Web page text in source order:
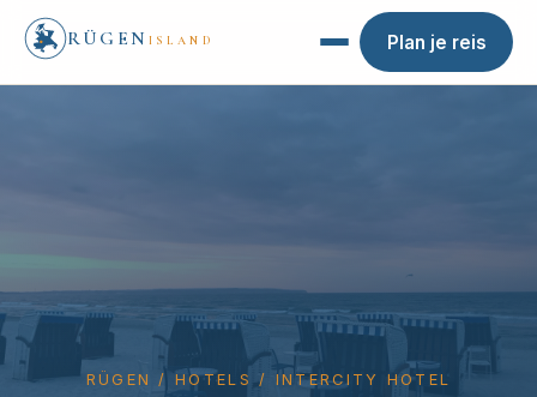
RÜGEN ISLAND Plan je reis
RÜGEN / HOTELS / INTERCITY HOTEL